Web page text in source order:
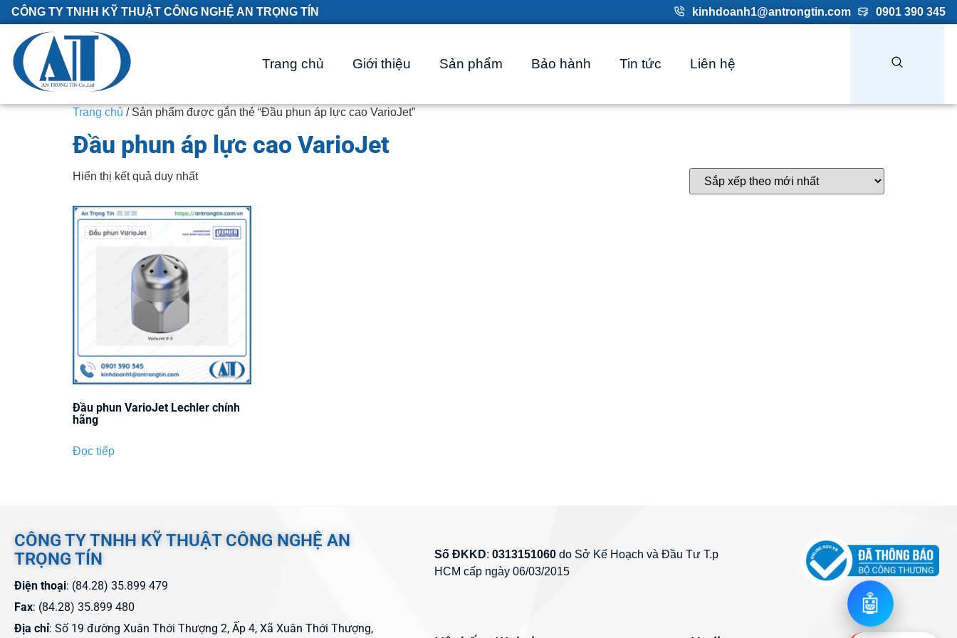
CÔNG TY TNHH KỸ THUẬT CÔNG NGHỆ AN TRỌNG TÍN kinhdoanh1@antrongtin.com 0901 390 345
Trang chủ Giới thiệu Sản phẩm Bảo hành Tin tức Liên hệ
Trang chủ / Sản phẩm được gắn thẻ “Đầu phun áp lực cao VarioJet”
Đầu phun áp lực cao VarioJet
Hiển thị kết quả duy nhất
Đầu phun VarioJet Lechler chính
hãng
Đọc tiếp
CÔNG TY TNHH KỸ THUẬT CÔNG NGHỆ AN
TRỌNG TÍN
Điện thoại: (84.28) 35.899 479
Fax: (84.28) 35.899 480
Địa chỉ: Số 19 đường Xuân Thới Thượng 2, Ấp 4, Xã Xuân Thới Thượng,
Số ĐKKD:0313151060 do Sở Kế Hoạch và Đầu Tư T.p
HCM cấp ngày 06/03/2015
🤖